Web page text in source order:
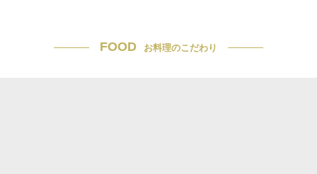
FOOD お料理のこだわり